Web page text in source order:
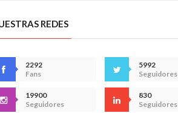
REDES
2292
Fans
5992
Seguidores
19900
Seguidores
830
Seguidores